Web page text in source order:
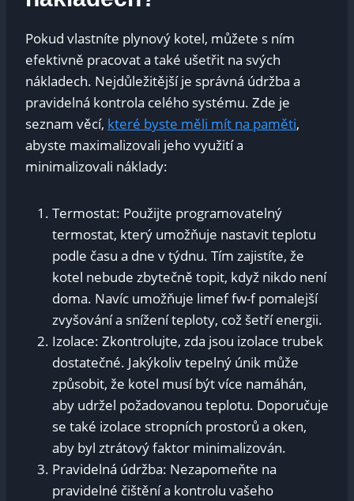
Pokud ⁣vlastníte plynový kotel, můžete s ním
efektivně pracovat a také ⁢ušetřit na svých
nákladech. Nejdůležitější ⁤je správná ⁣údržba a
pravidelná‍ kontrola celého systému. Zde je
seznam věcí, které byste‌ měli ⁢mít na paměti,
abyste maximalizovali jeho využití a‍
minimalizovali ​náklady:
Termostat: Použijte programovatelný
termostat, který umožňuje‍ nastavit teplotu ​
podle ‌času a dne⁣ v týdnu. Tím zajistíte, že
kotel ‌nebude zbytečně ​topit, když nikdo není
doma. Navíc umožňuje limef fw-f pomalejší
zvyšování a snížení teploty, ⁢což šetří energii.
Izolace: ⁣Zkontrolujte, zda⁣ jsou izolace trubek
dostatečné. Jakýkoliv tepelný únik může‍
způsobit, že ⁤kotel‌ musí být více namáhán,‌
aby ⁤udržel požadovanou teplotu. Doporučuje
se také izolace⁢ stropních prostorů a oken,
aby byl ztrátový faktor minimalizován.
Pravidelná údržba: Nezapomeňte na
pravidelné čištění a kontrolu vašeho